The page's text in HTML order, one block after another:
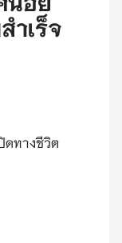
ำเร็จ
ดทางชีวิต